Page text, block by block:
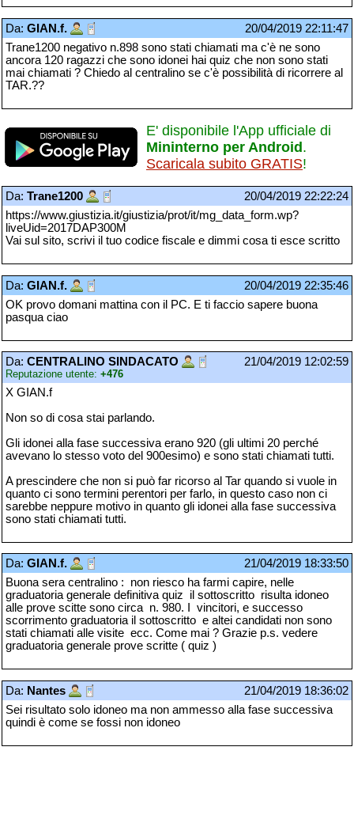
Da: GIAN.f.
20/04/2019 22:11:47
Trane1200 negativo n.898 sono stati chiamati ma c'è ne sono
ancora 120 ragazzi che sono idonei hai quiz che non sono stati
mai chiamati ? Chiedo al centralino se c'è possibilità di ricorrere al
TAR.??
E' disponibile l'App ufficiale di
Mininterno per Android.
Scaricala subito GRATIS!
Da: Trane1200
20/04/2019 22:22:24
https://www.giustizia.it/giustizia/prot/it/mg_data_form.wp?
liveUid=2017DAP300M
Vai sul sito, scrivi il tuo codice fiscale e dimmi cosa ti esce scritto
Da: GIAN.f.
20/04/2019 22:35:46
OK provo domani mattina con il PC. E ti faccio sapere buona
pasqua ciao
Da: CENTRALINO SINDACATO
Reputazione utente: +476
21/04/2019 12:02:59
X GIAN.f
Non so di cosa stai parlando.
Gli idonei alla fase successiva erano 920 (gli ultimi 20 perché
avevano lo stesso voto del 900esimo) e sono stati chiamati tutti.
A prescindere che non si può far ricorso al Tar quando si vuole in
quanto ci sono termini perentori per farlo, in questo caso non ci
sarebbe neppure motivo in quanto gli idonei alla fase successiva
sono stati chiamati tutti.
Da: GIAN.f.
21/04/2019 18:33:50
Buona sera centralino : non riesco ha farmi capire, nelle
graduatoria generale definitiva quiz il sottoscritto risulta idoneo
alle prove scitte sono circa n. 980. I vincitori, e successo
scorrimento graduatoria il sottoscritto e altei candidati non sono
stati chiamati alle visite ecc. Come mai ? Grazie p.s. vedere
graduatoria generale prove scritte ( quiz )
Da: Nantes
21/04/2019 18:36:02
Sei risultato solo idoneo ma non ammesso alla fase successiva
quindi è come se fossi non idoneo